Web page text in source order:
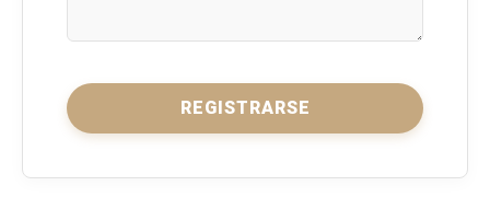
REGISTRARSE